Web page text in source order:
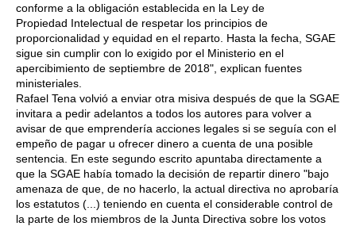
conforme a la obligación establecida en la Ley de
Propiedad Intelectual de respetar los principios de
proporcionalidad y equidad en el reparto. Hasta la fecha, SGAE
sigue sin cumplir con lo exigido por el Ministerio en el
apercibimiento de septiembre de 2018", explican fuentes
ministeriales.
Rafael Tena volvió a enviar otra misiva después de que la SGAE
invitara a pedir adelantos a todos los autores para volver a
avisar de que emprendería acciones legales si se seguía con el
empeño de pagar u ofrecer dinero a cuenta de una posible
sentencia. En este segundo escrito apuntaba directamente a
que la SGAE había tomado la decisión de repartir dinero "bajo
amenaza de que, de no hacerlo, la actual directiva no aprobaría
los estatutos (...) teniendo en cuenta el considerable control de
la parte de los miembros de la Junta Directiva sobre los votos